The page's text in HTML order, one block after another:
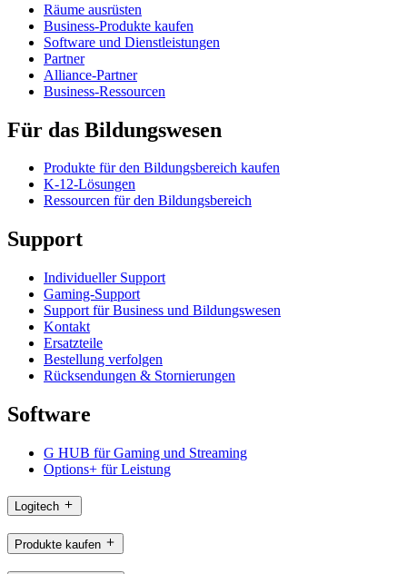
Räume ausrüsten
Business-Produkte kaufen
Software und Dienstleistungen
Partner
Alliance-Partner
Business-Ressourcen
Für das Bildungswesen
Produkte für den Bildungsbereich kaufen
K-12-Lösungen
Ressourcen für den Bildungsbereich
Support
Individueller Support
Gaming-Support
Support für Business und Bildungswesen
Kontakt
Ersatzteile
Bestellung verfolgen
Rücksendungen & Stornierungen
Software
G HUB für Gaming und Streaming
Options+ für Leistung
Logitech
Produkte kaufen